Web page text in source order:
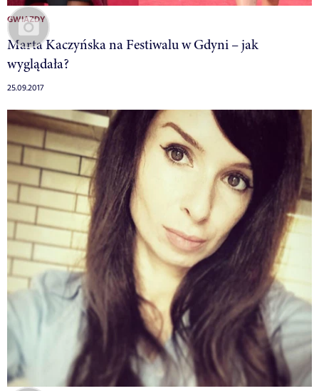
GWIAZDY
Marta Kaczyńska na Festiwalu w Gdyni – jak
wyglądała?
25.09.2017